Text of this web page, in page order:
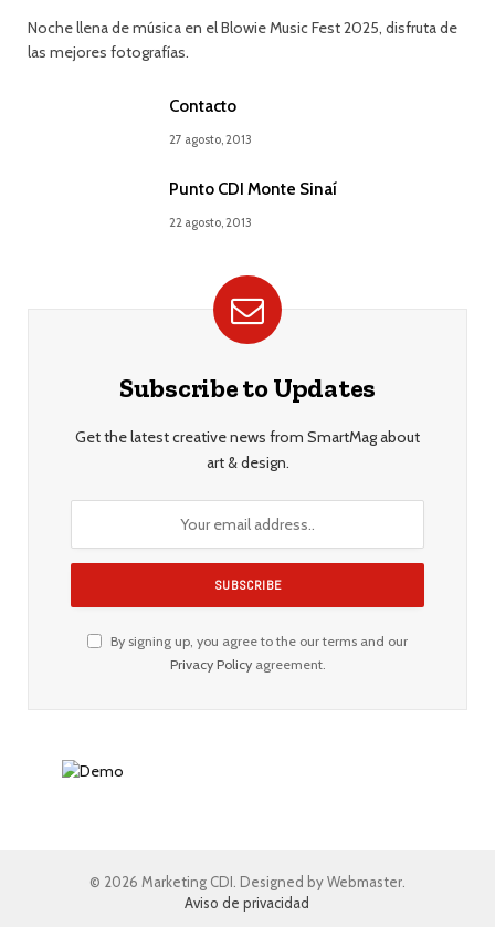
Noche llena de música en el Blowie Music Fest 2025, disfruta de
las mejores fotografías.
Contacto
27 agosto, 2013
Punto CDI Monte Sinaí
22 agosto, 2013
Subscribe to Updates
Get the latest creative news from SmartMag about
art & design.
By signing up, you agree to the our terms and our
Privacy Policyagreement.
© 2026 Marketing CDI. Designed by Webmaster.
Aviso de privacidad